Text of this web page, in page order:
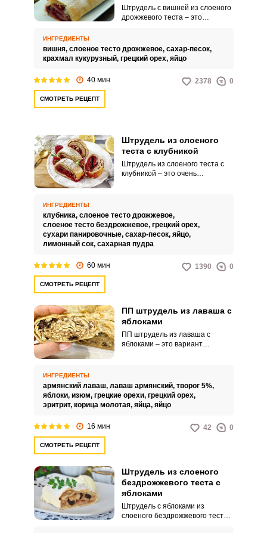
Штрудель с вишней из слоеного
дрожжевого теста – это
вкусом и ароматом. Ароматный
и аппетитный штрудель с
ИНГРЕДИЕНТЫ
вишня, слоеное тесто дрожжевое, сахар-песок,
крахмал кукурузный, грецкий орех, яйцо
40 мин 2378 0
СМОТРЕТЬ РЕЦЕПТ
Штрудель из слоеного
теста с клубникой
Штрудель из слоеного теста с
клубникой – это очень
или праздника. Такая выпечка
идеально сочетается с чашкой
горячего чая.
ИНГРЕДИЕНТЫ
клубника, слоеное тесто дрожжевое,
слоеное тесто бездрожжевое, грецкий орех,
сухари панировочные, сахар-песок, яйцо,
лимонный сок, сахарная пудра
60 мин 1390 0
СМОТРЕТЬ РЕЦЕПТ
ПП штрудель из лаваша с
яблоками
ПП штрудель из лаваша с
яблоками – это вариант
относятся к своему здоровью и
при этом следят за фигурой.
Штрудель сам по себе является
одним из самых
сочетании с небольшими
сказываться на фигуре.
ИНГРЕДИЕНТЫ
армянский лаваш, лаваш армянский, творог 5%,
яблоки, изюм, грецкие орехи, грецкий орех,
эритрит, корица молотая, яйца, яйцо
16 мин 42 0
СМОТРЕТЬ РЕЦЕПТ
Штрудель из слоеного
бездрожжевого теста с
яблоками
Штрудель с яблоками из
слоеного бездрожжевого теста –